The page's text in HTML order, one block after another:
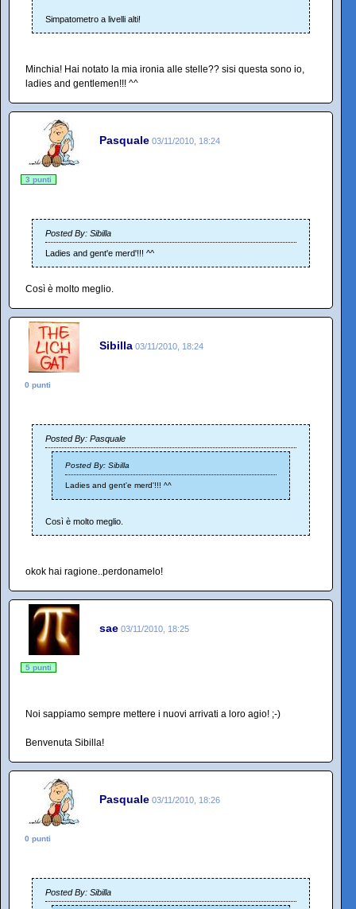
Simpatometro a livelli alti!
Minchia! Hai notato la mia ironia alle stelle?? sisi questa sono io,
ladies and gentlemen!!! ^^
Pasquale 03/11/2010, 18:24
3 punti
Posted By: Sibilla
Ladies and gent'e merd'!!! ^^
Così è molto meglio.
Sibilla 03/11/2010, 18:24
0 punti
Posted By: Pasquale
Posted By: Sibilla
Ladies and gent'e merd'!!! ^^
Così è molto meglio.
okok hai ragione..perdonamelo!
sae 03/11/2010, 18:25
5 punti
Noi sappiamo sempre mettere i nuovi arrivati a loro agio! ;-)
Benvenuta Sibilla!
Pasquale 03/11/2010, 18:26
0 punti
Posted By: Sibilla